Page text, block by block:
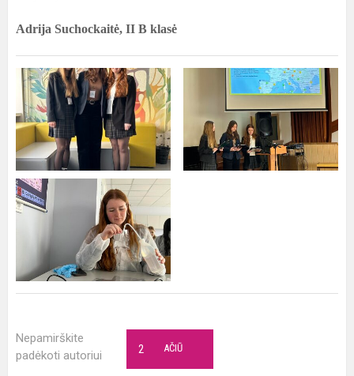
Adrija Suchockaitė, II B klasė
Nepamirškite
padėkoti autoriui
AČIŪ
2